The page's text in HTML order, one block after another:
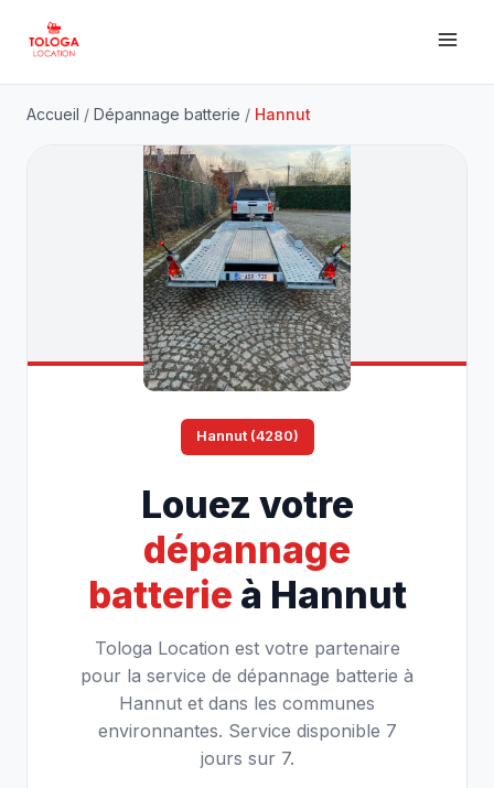
Accueil / Dépannage batterie / Hannut
Hannut (4280)
Louez votre
dépannage
batterie à Hannut
Tologa Location est votre partenaire
pour la service de dépannage batterie à
Hannut et dans les communes
environnantes. Service disponible 7
jours sur 7.